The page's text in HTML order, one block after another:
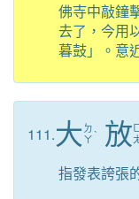
佛寺中敲鐘
去了，今用
暮鼓」。意
111.大 ㄉ
ㄚˋ 放
指發表誇張